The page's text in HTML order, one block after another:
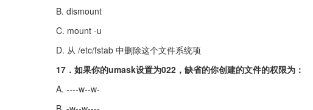
B. dismount
C. mount -u
D. 从 /etc/fstab 中删除这个文件系统项
17．如果你的umask设置为022，缺省的你创建的文件的权限为：
A. ----w--w-